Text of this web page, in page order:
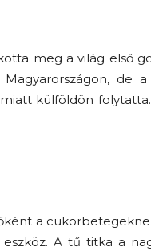
meg a világ első
de a
külföldön
a
A tű titka a